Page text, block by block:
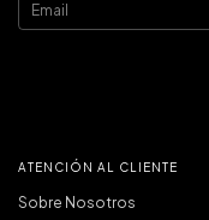
ATENCIÓN AL CLIENTE
Sobre Nosotros